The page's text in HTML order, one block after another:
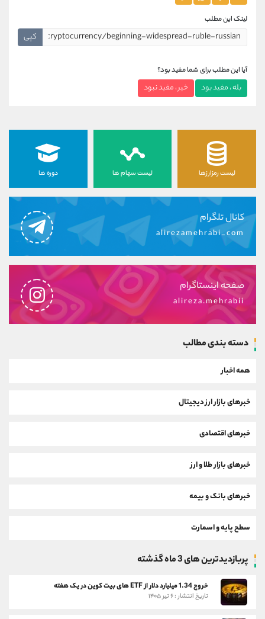
لینک این مطلب
کپی
آیا این مطلب برای شما مفید بود؟
بله ، مفید بود خیر ، مفید نبود
لیست رمزارزها لیست سهام ها دوره ها
کانال تلگرام
alirezamehrabi_com
صفحه اینستاگرام
alireza.mehrabii
دسته بندی مطالب
همه اخبار
خبرهای بازار ارز دیجیتال
خبرهای اقتصادی
خبرهای بازار طلا و ارز
خبرهای بانک و بیمه
سطح پایه و اسمارت
پربازدیدترین های 3 ماه گذشته
خروج 1.34 میلیارد دلار از ETF های بیت کوین در یک هفته
تاریخ انتشار : ۶ تیر ۱۴۰۵